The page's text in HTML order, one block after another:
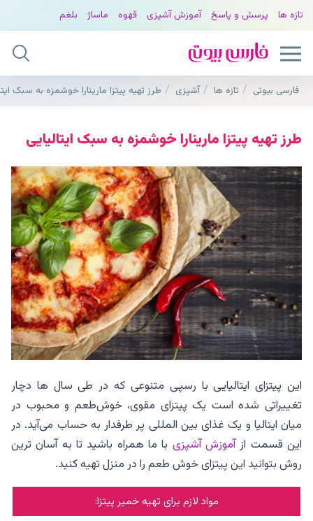
تازه ها پرسش و پاسخ آموزش آشپزی قهوه ماساژ بلغم
فارسی بیوتی تازه ها آشپزی طرز تهیه پیتزا مارینارا خوشمزه به سبک
طرز تهیه پیتزا مارینارا خوشمزه به سبک ایتالیایی
این پیتزای ایتالیایی با رسپی متنوعی که در طی سال ها دچار
تغییراتی شده است یک پیتزای مقوی، خوش‌طعم و محبوب در
میان ایتالیا و یک غذای بین المللی پر طرفدار به حساب می‌آید. در
این قسمت ازآموزش آشپزی با ما همراه باشید تا به آسان ترین
روش بتوانید این پیتزای خوش طعم را در منزل تهیه کنید.
مواد لازم برای تهیه خمیر پیتزا: